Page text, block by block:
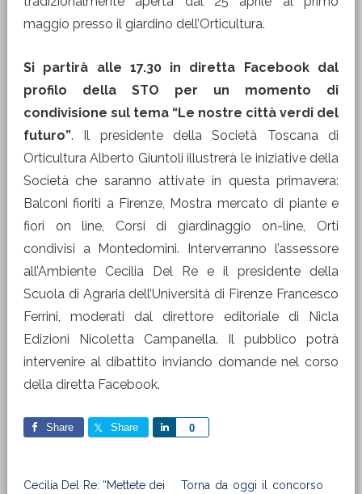
maggio presso il giardino dell’Orticultura.
Si partirà alle 17.30 in diretta Facebook dal
profilo della STO per un momento di
condivisione sul tema “Le nostre città verdi del
futuro”. Il presidente della Società Toscana di
Orticultura Alberto Giuntoli illustrerà le iniziative della
Società che saranno attivate in questa primavera:
Balconi fioriti a Firenze, Mostra mercato di piante e
fiori on line, Corsi di giardinaggio on-line, Orti
condivisi a Montedomini. Interverranno l’assessore
all’Ambiente Cecilia Del Re e il presidente della
Scuola di Agraria dell’Università di Firenze Francesco
Ferrini, moderati dal direttore editoriale di Nicla
Edizioni Nicoletta Campanella. Il pubblico potrà
intervenire al dibattito inviando domande nel corso
della diretta Facebook.
Share Share 0
Share
Cecilia Del Re: “Mettete dei
Torna da oggi il concorso